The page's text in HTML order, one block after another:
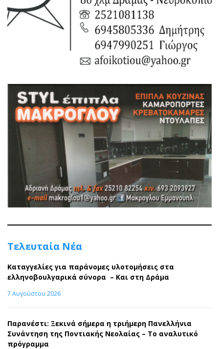
Τελευταία Νέα
Καταγγελίες για παράνομες υλοτομήσεις στα
ελληνοβουλγαρικά σύνορα – Και στη Δράμα
7 Αυγούστου 2026
Παρανέστι: Ξεκινά σήμερα η τριήμερη Πανελλήνια
Συνάντηση της Ποντιακής Νεολαίας – Το αναλυτικό
πρόγραμμα